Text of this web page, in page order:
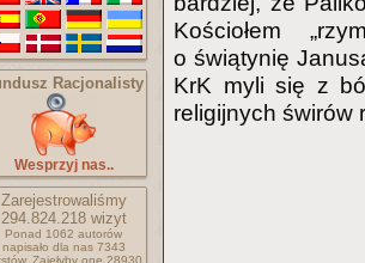
Racjonalisty
Wesprzyj nas..
Zarejestrowaliśmy
294.824.218wizyt
Ponad 1062 autorów
napisało dla nas 7343
Zajęłyby one 28930
Kościołem
o świątynię
KrK myli się z
religijnych świrów